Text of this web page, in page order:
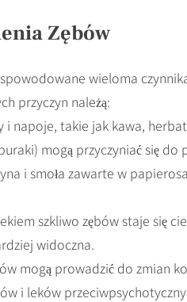
Zębów
wieloma
przyczyn należą:
i napoje, takie jak kawa,
mogą przyczyniać się do
i smoła zawarte w
szkliwo zębów staje się
widoczna.
mogą prowadzić do zmian
i leków